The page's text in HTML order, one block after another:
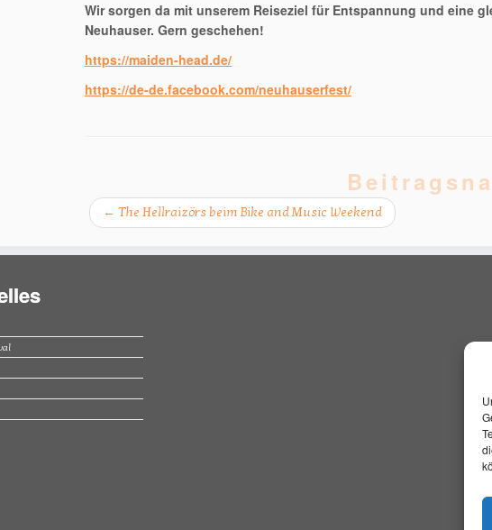
Wir sorgen da mit unserem Reiseziel für Entspannung und eine
Neuhauser. Gern geschehen!
https://maiden-head.de/
https://de-de.facebook.com/neuhauserfest/
← The Hellraizörs beim Bike and Music Weekend